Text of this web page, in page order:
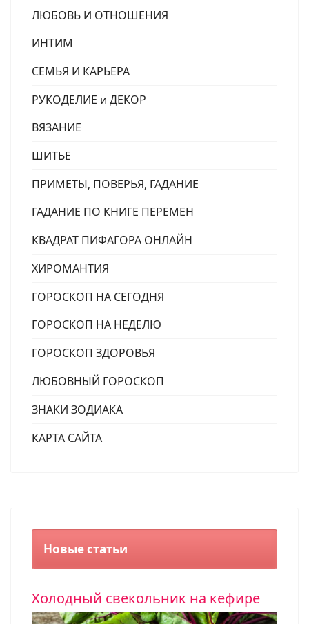
ЛЮБОВЬ И ОТНОШЕНИЯ
ИНТИМ
СЕМЬЯ И КАРЬЕРА
РУКОДЕЛИЕ и ДЕКОР
ВЯЗАНИЕ
ШИТЬЕ
ПРИМЕТЫ, ПОВЕРЬЯ, ГАДАНИЕ
ГАДАНИЕ ПО КНИГЕ ПЕРЕМЕН
КВАДРАТ ПИФАГОРА ОНЛАЙН
ХИРОМАНТИЯ
ГОРОСКОП НА СЕГОДНЯ
ГОРОСКОП НА НЕДЕЛЮ
ГОРОСКОП ЗДОРОВЬЯ
ЛЮБОВНЫЙ ГОРОСКОП
ЗНАКИ ЗОДИАКА
КАРТА САЙТА
Новые статьи
Холодный свекольник на кефире